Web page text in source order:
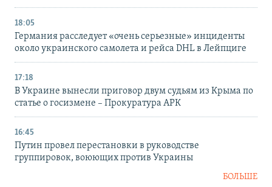
18:05
Германия расследует «очень серьезные» инциденты
около украинского самолета и рейса DHL в Лейпциге
17:18
В Украине вынесли приговор двум судьям из Крыма по
статье о госизмене – Прокуратура АРК
16:45
Путин провел перестановки в руководстве
группировок, воюющих против Украины
БОЛЬШЕ